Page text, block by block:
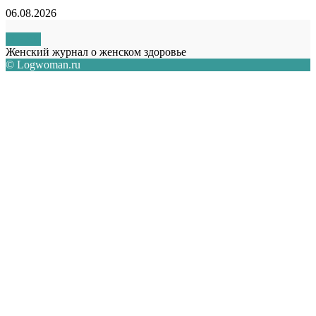
06.08.2026
Женский журнал о женском здоровье
© Logwoman.ru